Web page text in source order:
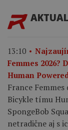
13:10
Femmes 2026?
Human
France
Bicykle tímu
SpongeBob
netradične aj s